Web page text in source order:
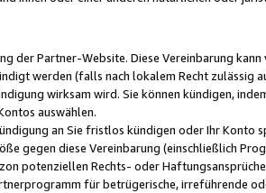
der Partner-Website. Diese Vereinbarung
werden (falls nach lokalem Recht zulässig
wirksam wird. Sie können kündigen,
auswählen.
an Sie fristlos kündigen oder Ihr Konto
gegen diese Vereinbarung (einschließlich
potenziellen Rechts- oder
für betrügerische, irreführende